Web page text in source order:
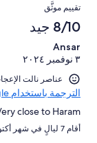
تقييم موثَّق
8/10 جيد
Ansar
٣ نوفمبر ٢٠٢٤
عناصر نالت
الترجمة باستخدام Google
close to Haram
أقام 7 ليالٍ في شهر أكتوبر عام 2024